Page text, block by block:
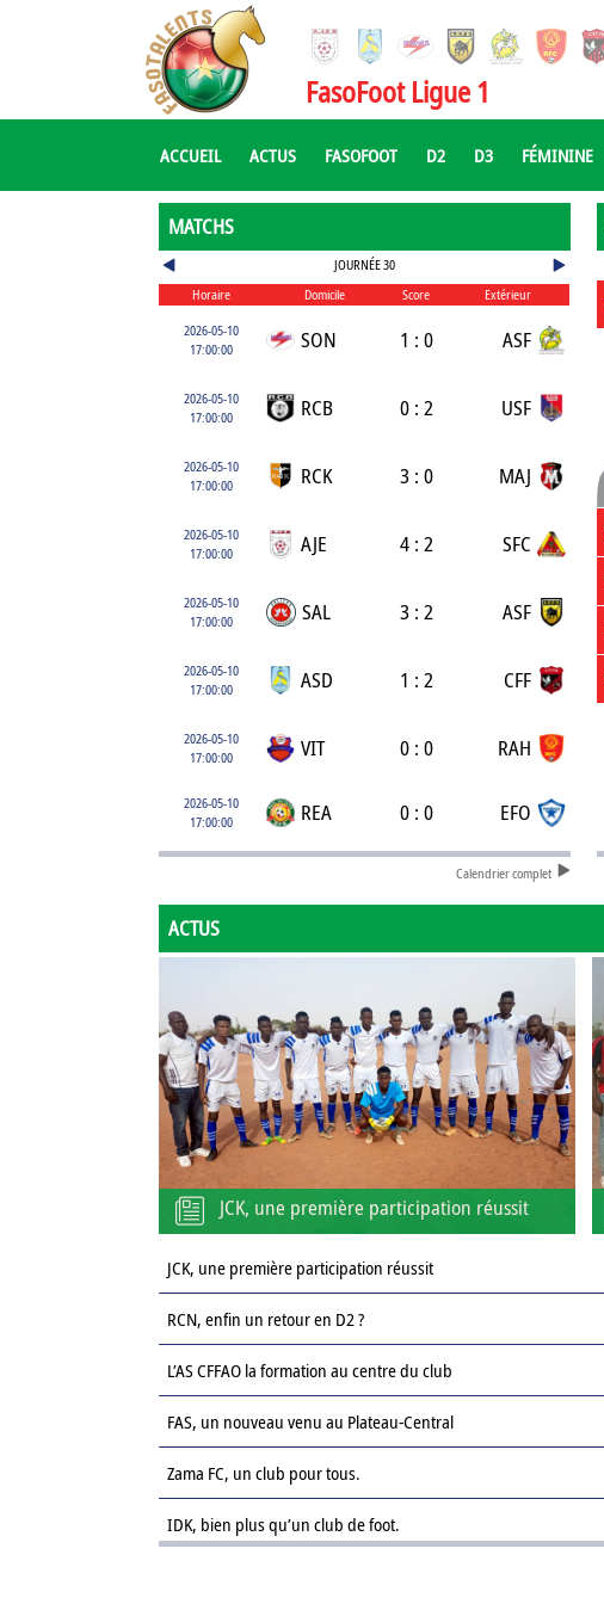
FasoFoot Ligue 1
ACCUEIL ACTUS FASOFOOT D2 D3 FÉMININE
MATCHS
JOURNÉE 30
Horaire
Domicile Score
Extérieur
2026-05-10
17:00:00
SON 1 : 0 ASF
2026-05-10
17:00:00
RCB 0 : 2 USF
2026-05-10
17:00:00
RCK 3 : 0 MAJ
2026-05-10
17:00:00
AJE 4 : 2 SFC
2026-05-10
17:00:00
SAL 3 : 2 ASF
2026-05-10
17:00:00
ASD 1 : 2 CFF
2026-05-10
17:00:00
VIT 0 : 0 RAH
2026-05-10
17:00:00
REA 0 : 0 EFO
Calendrier complet
ACTUS
JCK, une première participation réussit
JCK, une première participation réussit
RCN, enfin un retour en D2 ?
L’AS CFFAO la formation au centre du club
FAS, un nouveau venu au Plateau-Central
Zama FC, un club pour tous.
IDK, bien plus qu’un club de foot.